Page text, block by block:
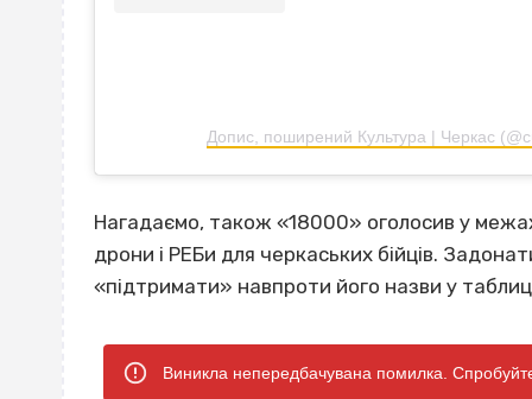
Допис, поширений Культура | Черкас
Нагадаємо, також «18000» оголосив у
дрони і РЕБи для черкаських бійців.
«підтримати» навпроти його назви у